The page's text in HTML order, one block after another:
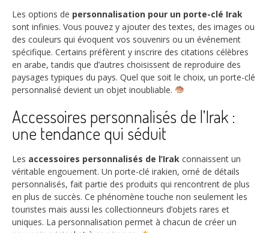
Les options de personnalisation pour un porte-clé Irak
sont infinies. Vous pouvez y ajouter des textes, des images ou
des couleurs qui évoquent vos souvenirs ou un événement
spécifique. Certains préfèrent y inscrire des citations célèbres
en arabe, tandis que d’autres choisissent de reproduire des
paysages typiques du pays. Quel que soit le choix, un porte-clé
personnalisé devient un objet inoubliable.
Accessoires personnalisés de l’Irak :
une tendance qui séduit
Les accessoires personnalisés de l’Irak connaissent un
véritable engouement. Un porte-clé irakien, orné de détails
personnalisés, fait partie des produits qui rencontrent de plus
en plus de succès. Ce phénomène touche non seulement les
touristes mais aussi les collectionneurs d’objets rares et
uniques. La personnalisation permet à chacun de créer un